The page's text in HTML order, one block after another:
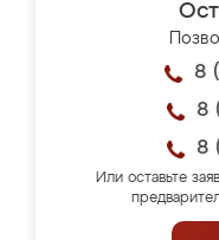
8
8
8
Или оставьте